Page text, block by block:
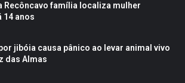
Recôncavo família localiza mulher
14 anos
jibóia causa pânico ao levar animal vivo
das Almas